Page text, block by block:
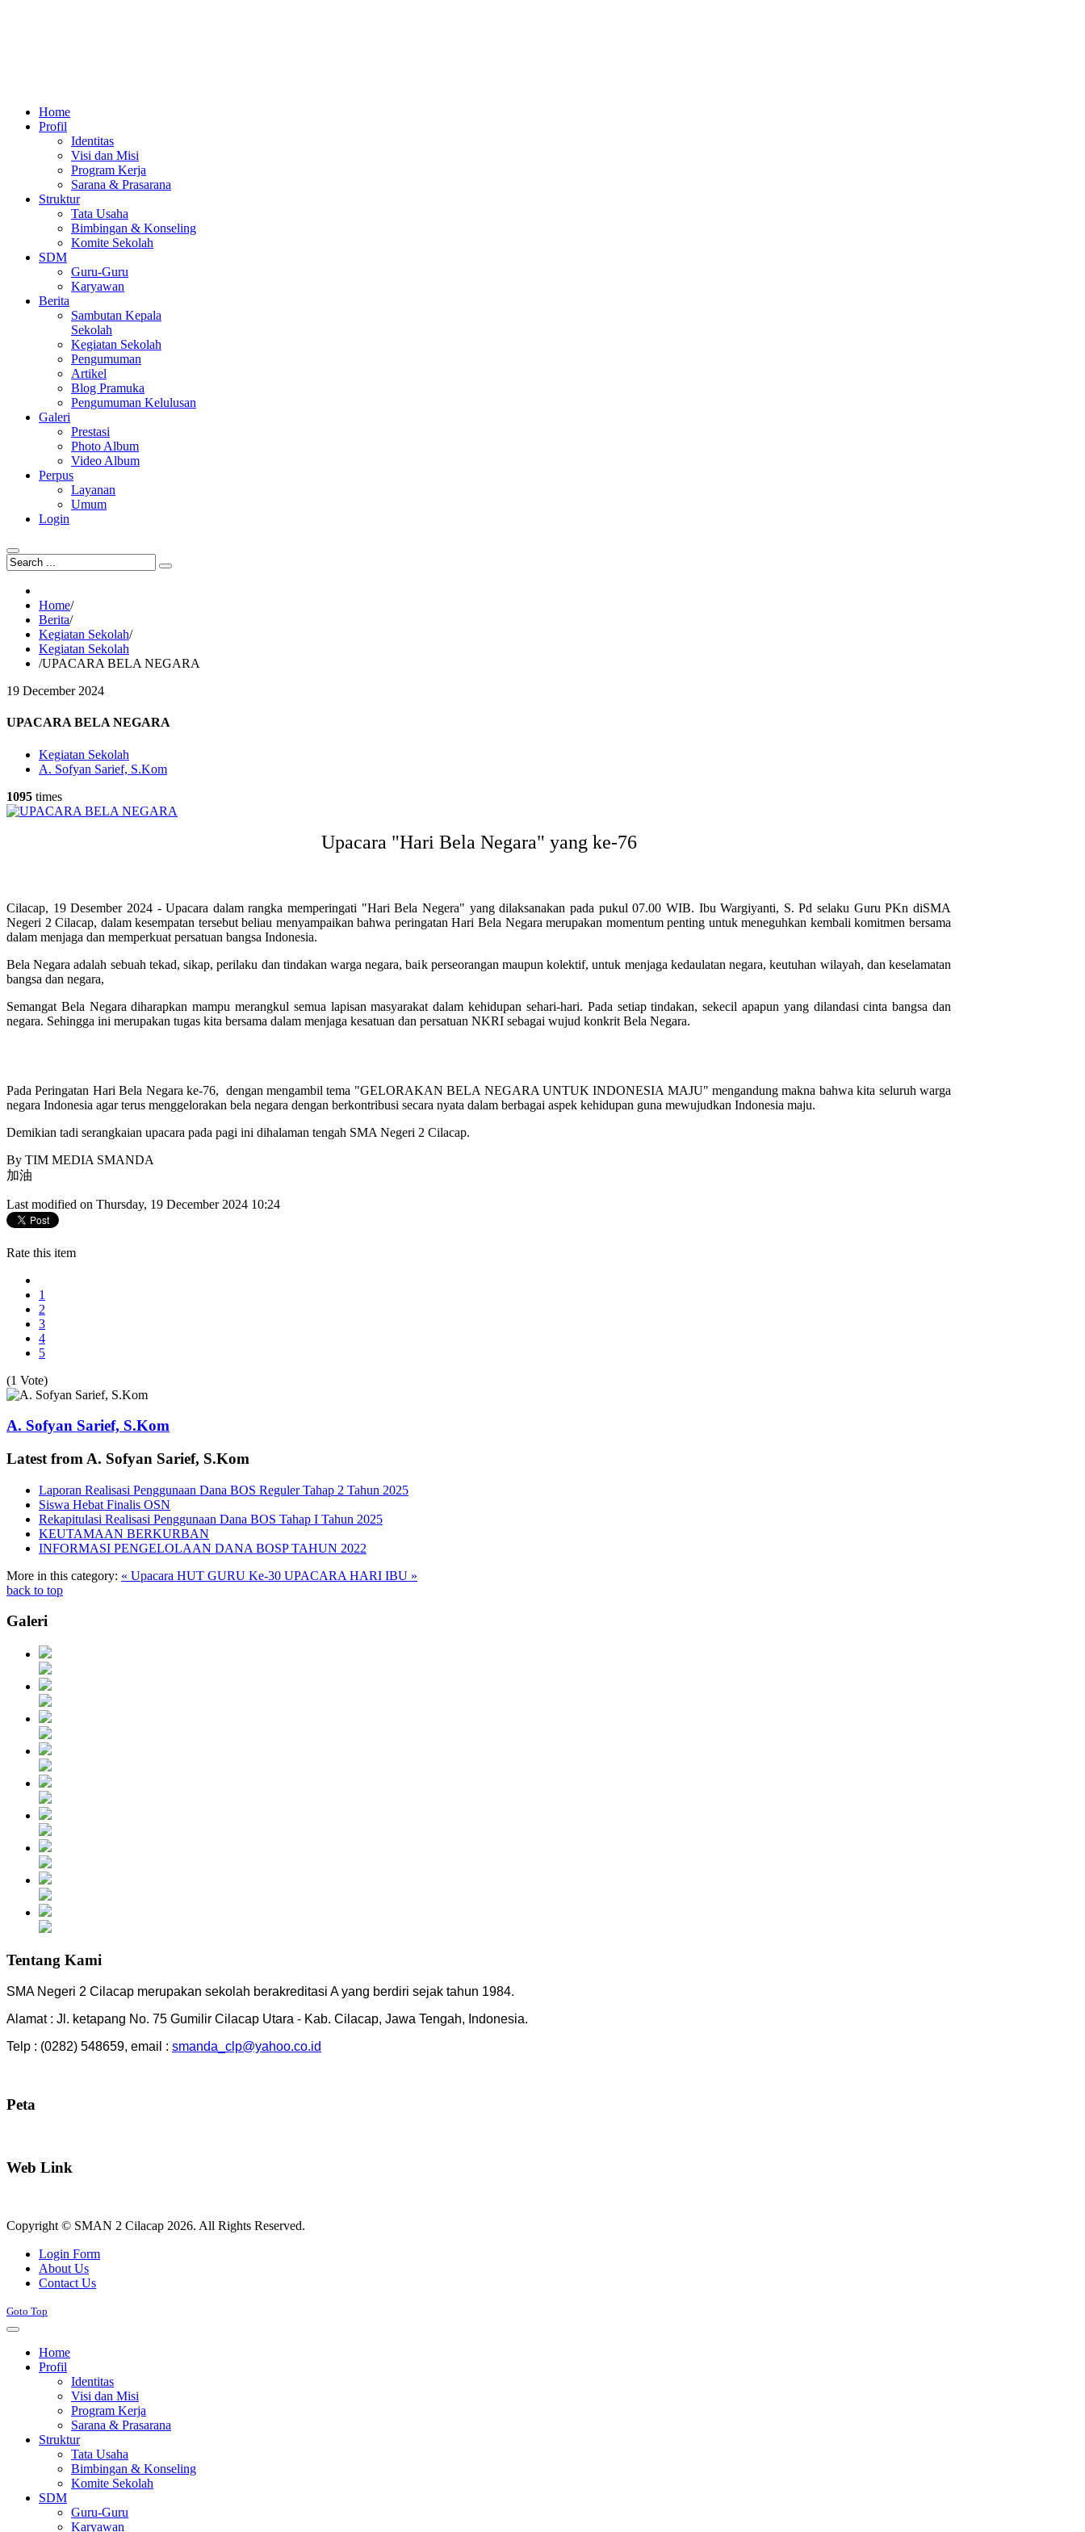
Home
Profil
Identitas
Visi dan Misi
Program Kerja
Sarana & Prasarana
Struktur
Tata Usaha
Bimbingan & Konseling
Komite Sekolah
SDM
Guru-Guru
Karyawan
Berita
Sambutan Kepala
Sekolah
Kegiatan Sekolah
Pengumuman
Artikel
Blog Pramuka
Pengumuman Kelulusan
Galeri
Prestasi
Photo Album
Video Album
Perpus
Layanan
Umum
Login
Home/
Berita/
Kegiatan Sekolah/
Kegiatan Sekolah
/UPACARA BELA NEGARA
19 December 2024
UPACARA BELA NEGARA
Kegiatan Sekolah
A. Sofyan Sarief, S.Kom
1095 times
Upacara "Hari Bela Negara" yang ke-76
Cilacap, 19 Desember 2024 - Upacara dalam rangka memperingati "Hari Bela Negera" yang dilaksanakan pada pukul 07.00 WIB. Ibu Wargiyanti, S. Pd selaku Guru PKn diSMA
Negeri 2 Cilacap, dalam kesempatan tersebut beliau menyampaikan bahwa peringatan Hari Bela Negara merupakan momentum penting untuk meneguhkan kembali komitmen bersama
dalam menjaga dan memperkuat persatuan bangsa Indonesia.
Bela Negara adalah sebuah tekad, sikap, perilaku dan tindakan warga negara, baik perseorangan maupun kolektif, untuk menjaga kedaulatan negara, keutuhan wilayah, dan keselamatan
bangsa dan negara,
Semangat Bela Negara diharapkan mampu merangkul semua lapisan masyarakat dalam kehidupan sehari-hari. Pada setiap tindakan, sekecil apapun yang dilandasi cinta bangsa dan
negara. Sehingga ini merupakan tugas kita bersama dalam menjaga kesatuan dan persatuan NKRI sebagai wujud konkrit Bela Negara.
Pada Peringatan Hari Bela Negara ke-76, dengan mengambil tema "GELORAKAN BELA NEGARA UNTUK INDONESIA MAJU" mengandung makna bahwa kita seluruh warga
negara Indonesia agar terus menggelorakan bela negara dengan berkontribusi secara nyata dalam berbagai aspek kehidupan guna mewujudkan Indonesia maju.
Demikian tadi serangkaian upacara pada pagi ini dihalaman tengah SMA Negeri 2 Cilacap.
By TIM MEDIA SMANDA
加油
Last modified on Thursday, 19 December 2024 10:24
Rate this item
1
2
3
4
5
(1 Vote)
A. Sofyan Sarief, S.Kom
Latest from A. Sofyan Sarief, S.Kom
Laporan Realisasi Penggunaan Dana BOS Reguler Tahap 2 Tahun 2025
Siswa Hebat Finalis OSN
Rekapitulasi Realisasi Penggunaan Dana BOS Tahap I Tahun 2025
KEUTAMAAN BERKURBAN
INFORMASI PENGELOLAAN DANA BOSP TAHUN 2022
More in this category: « Upacara HUT GURU Ke-30 UPACARA HARI IBU »
back to top
Galeri
Tentang Kami
SMA Negeri 2 Cilacap merupakan sekolah berakreditasi A yang berdiri sejak tahun 1984.
Alamat : Jl. ketapang No. 75 Gumilir Cilacap Utara - Kab. Cilacap, Jawa Tengah, Indonesia.
Telp : (0282) 548659, email : smanda_clp@yahoo.co.id
Peta
Web Link
Copyright © SMAN 2 Cilacap 2026. All Rights Reserved.
Login Form
About Us
Contact Us
Goto Top
Home
Profil
Identitas
Visi dan Misi
Program Kerja
Sarana & Prasarana
Struktur
Tata Usaha
Bimbingan & Konseling
Komite Sekolah
SDM
Guru-Guru
Karyawan